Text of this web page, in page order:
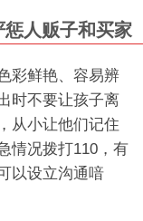
人贩子和买家
彩鲜艳、容易辨
时不要让孩子离
从小让他们记住
情况拨打110，有
以设立沟通喑